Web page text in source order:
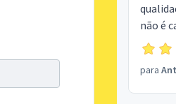
não é
para